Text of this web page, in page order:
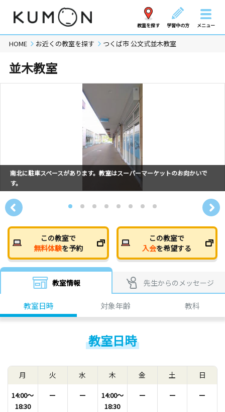
教室を探す 学習中の方 メニュー
HOME お近くの教室を探す つくば市 公文式並木教室
並木教室
南北に駐車スペースがあります。教室はスーパーマーケットのお向かいで
す。
この教室で
無料体験を予約
この教室で
入会を希望する
教室情報 先生からのメッセージ
教室日時 対象年齢 教科
教室日時
月
14:00〜
18:30
火
ー
水
ー
木
14:00〜
18:30
金
ー
土
ー
日
ー